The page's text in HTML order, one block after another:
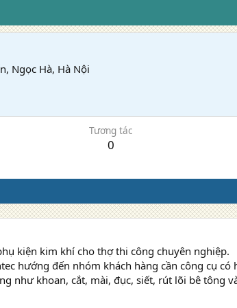
Ngọc Hà, Hà Nội
Tương tác
0
kiện kim khí cho thợ thi công chuyên nghiệp.
hướng đến nhóm khách hàng cần công cụ có
như khoan, cắt, mài, đục, siết, rút lõi bê tông